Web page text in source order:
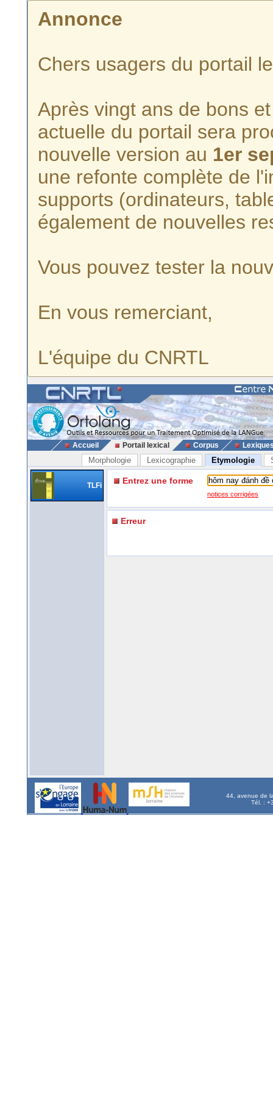
Annonce
Chers usagers du portail
Après vingt ans de bons
actuelle du portail sera
nouvelle version au 1er
une refonte complète de
supports (ordinateurs,
également de nouvelles
Vous pouvez tester la
En vous remerciant,
L'équipe du CNRTL
Accueil Portail lexical Corpus
Morphologie Lexicographie Etymologie
TLFi Entrez une forme
notices corrigées
Erreur
44, avenue de
Tél. :